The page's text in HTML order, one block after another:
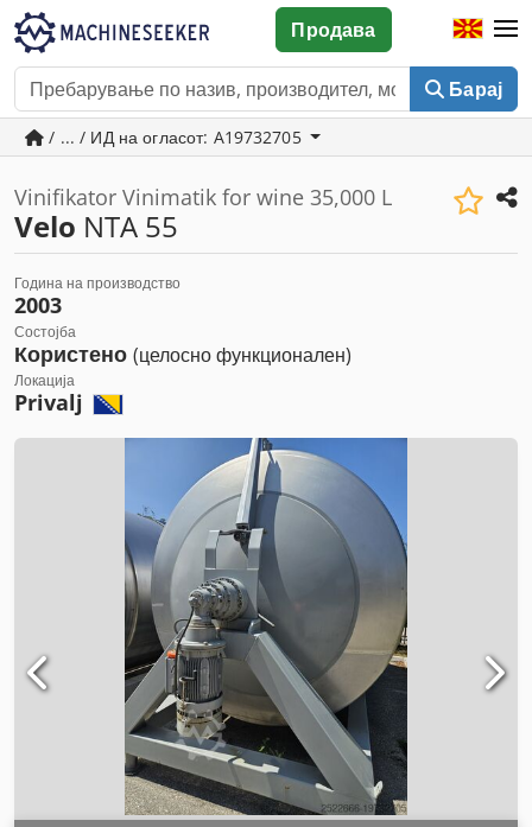
Барај
Продава
/ ... / ИД на огласот: A19732705
Vinifikator Vinimatik for wine 35,000 L
Velo NTA 55
Година на производство
2003
Состојба
Користено (целосно функционален)
Локација
Privalj